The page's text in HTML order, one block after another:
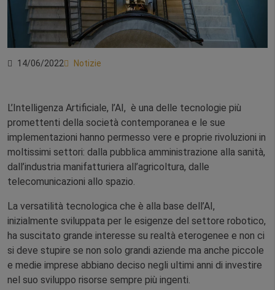
14/06/2022 Notizie
L’Intelligenza Artificiale, l’AI, è una delle tecnologie più
promettenti della società contemporanea e le sue
implementazioni hanno permesso vere e proprie rivoluzioni in
moltissimi settori: dalla pubblica amministrazione alla sanità,
dall’industria manifatturiera all’agricoltura, dalle
telecomunicazioni allo spazio.
La versatilità tecnologica che è alla base dell’AI,
inizialmente sviluppata per le esigenze del settore robotico,
ha suscitato grande interesse su realtà eterogenee e non ci
si deve stupire se non solo grandi aziende ma anche piccole
e medie imprese abbiano deciso negli ultimi anni di investire
nel suo sviluppo risorse sempre più ingenti.